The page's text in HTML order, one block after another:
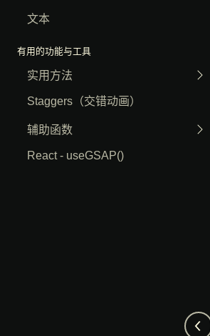
文本
有用的功能与工具
实用方法
Staggers（交错动画）
辅助函数
React - useGSAP()